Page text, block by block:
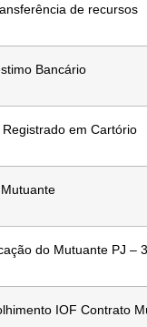
de recursos
Bancário
em Cartório
do Mutuante PJ –
IOF Contrato